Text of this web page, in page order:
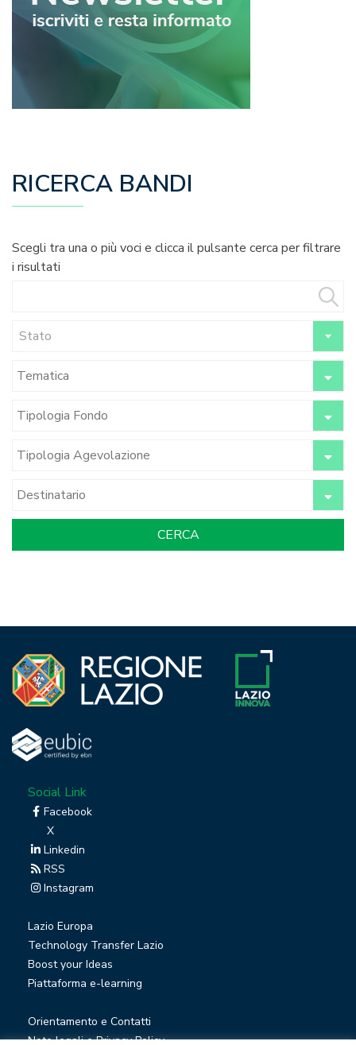
RICERCA BANDI
Scegli tra una o più voci e clicca il pulsante cerca per filtrare
i risultati
Stato
Social Link
Facebook
X
Linkedin
RSS
Instagram
Lazio Europa
Technology Transfer Lazio
Boost your Ideas
Piattaforma e-learning
Orientamento e Contatti
Note legali e Privacy Policy